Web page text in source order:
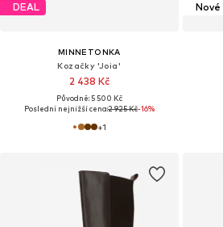
DEAL
MINNETONKA
Kozačky 'Joia'
2 438 Kč
Původně: 5 500 Kč
Poslední nejnižší cena:2 925 Kč-16%
+1
Nové